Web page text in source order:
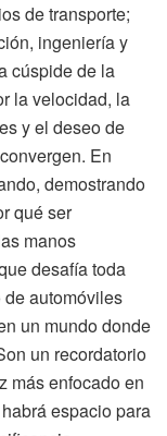
de transporte;
ingeniería y
cúspide de la
la velocidad, la
y el deseo de
En
demostrando
qué ser
manos
desafía toda
automóviles
un mundo donde
un recordatorio
más enfocado en
espacio para